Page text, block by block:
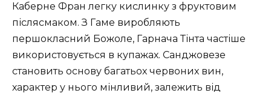
Каберне Фран легку кислинку з фруктовим
післясмаком. З Гаме виробляють
першокласний Божоле, Гарнача Тінта частіше
використовується в купажах. Санджовезе
становить основу багатьох червоних вин,
характер у нього мінливий, залежить від